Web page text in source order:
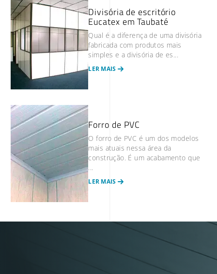
Divisória de escritório
Eucatex em Taubaté
Qual é a diferença de uma divisória
fabricada com produtos mais
simples e a divisória de es...
LER MAIS
Forro de PVC
O forro de PVC é um dos modelos
mais atuais nessa área da
construção. É um acabamento que
LER MAIS